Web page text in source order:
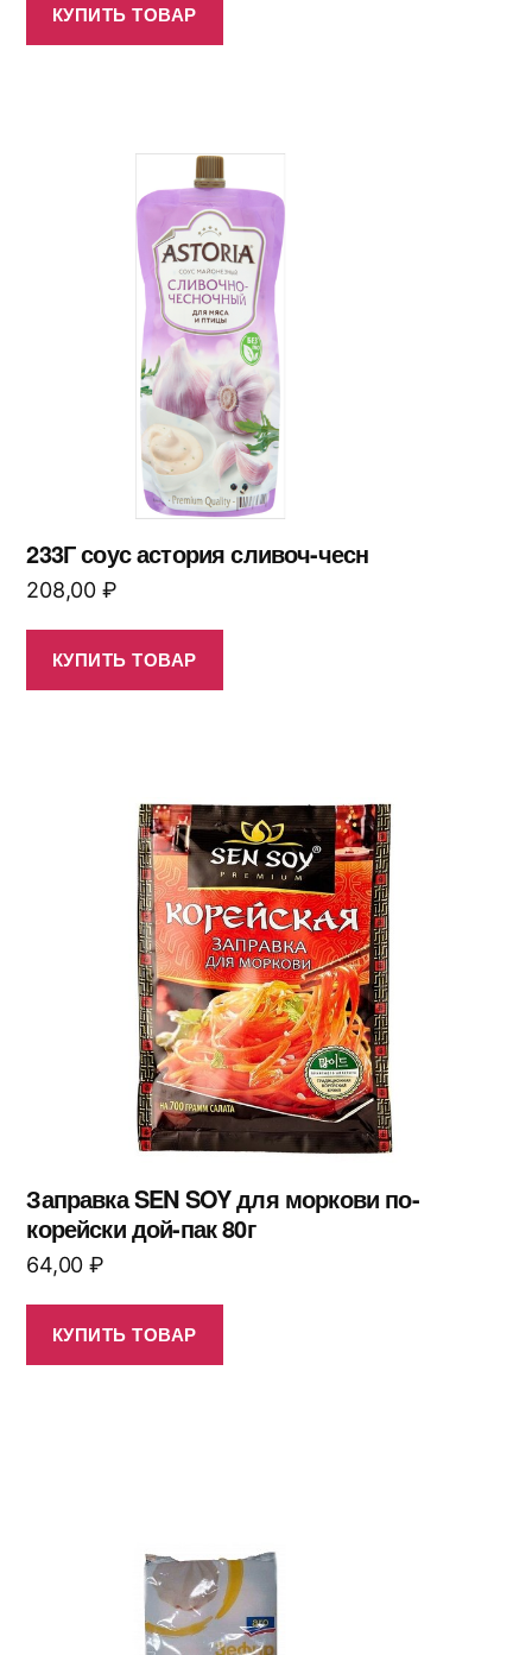
КУПИТЬ ТОВАР
233Г соус астория сливоч-чесн
208,00 ₽
КУПИТЬ ТОВАР
Заправка SEN SOY для моркови по-
корейски дой-пак 80г
64,00 ₽
КУПИТЬ ТОВАР